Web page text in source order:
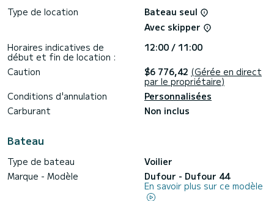
d'étrave, Prise USB, Plateforme de bain , Dessalinisateur, TV,
Si vous avez des questions concernant le bateau ou les
conditions de location, vous pouvez envoyer un message via
la plateforme Samboat. Un conseiller SamBoat se chargera
Type de location
Bateau seul
Avec skipper
Horaires indicatives de
début et fin de location :
12:00 / 11:00
Caution
$6 776,42 (Gérée en direct
par le propriétaire)
Conditions d'annulation
Personnalisées
Carburant
Non inclus
Bateau
Type de bateau
Voilier
Marque - Modèle
Dufour - Dufour 44
En savoir plus sur ce modèle